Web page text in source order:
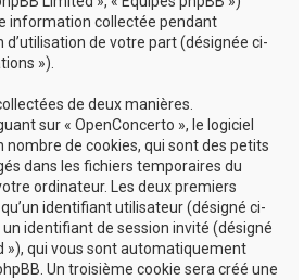
information collectée pendant
d’utilisation de votre part (désignée ci-
»).
de deux manières.
sur « OpenConcerto », le logiciel
nombre de cookies, qui sont des petits
dans les fichiers temporaires du
ordinateur. Les deux premiers
identifiant utilisateur (désigné ci-
identifiant de session invité (désigné
»), qui vous sont automatiquement
Un troisième cookie sera créé une